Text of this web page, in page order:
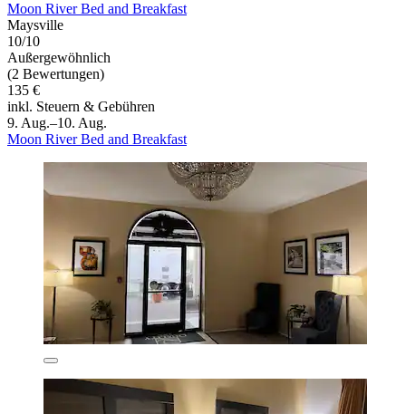
Moon River Bed and Breakfast
Maysville
10/10
Außergewöhnlich
(2 Bewertungen)
135 €
inkl. Steuern & Gebühren
9. Aug.–10. Aug.
Moon River Bed and Breakfast